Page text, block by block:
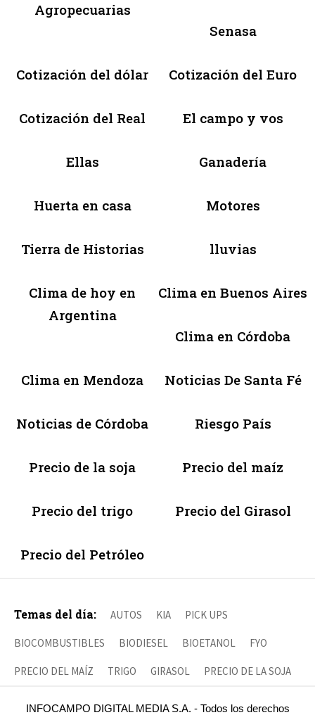
Agropecuarias
Senasa
Cotización del dólar Cotización del Euro
Cotización del Real El campo y vos
Ellas Ganadería
Huerta en casa Motores
Tierra de Historias lluvias
Clima de hoy en
Argentina
Clima en Buenos Aires
Clima en Córdoba
Clima en Mendoza Noticias De Santa Fé
Noticias de Córdoba Riesgo País
Precio de la soja Precio del maíz
Precio del trigo Precio del Girasol
Precio del Petróleo
Temas del día: AUTOS KIA PICK UPS
BIOCOMBUSTIBLES BIODIESEL BIOETANOL FYO
PRECIO DEL MAÍZ TRIGO GIRASOL PRECIO DE LA SOJA
INFOCAMPO DIGITAL MEDIA S.A. - Todos los derechos